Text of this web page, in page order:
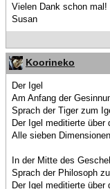
Vielen Dank schon mal!
Susan
Koorineko
Der Igel
Am Anfang der
Sprach der Tiger zum
Der Igel meditierte
Alle sieben
In der Mitte des
Sprach der Philosoph
Der Igel meditierte über